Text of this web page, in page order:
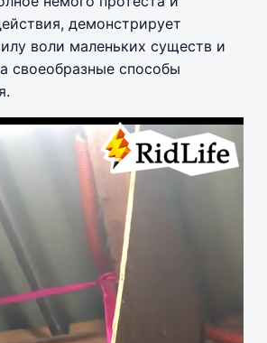
демонстрирует
воли маленьких существ и
своеобразные способы